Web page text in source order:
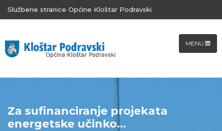
Službene stranice Općine Kloštar Podravski
MENU
Za sufinanciranje projekata
energetske učinko...